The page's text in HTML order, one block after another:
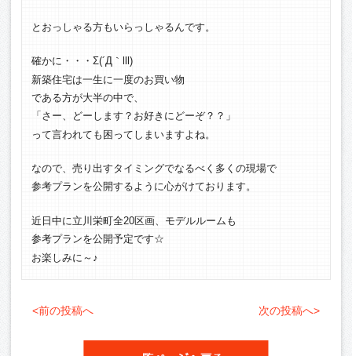
とおっしゃる方もいらっしゃるんです。
確かに・・・Σ(´Д｀lll)
新築住宅は一生に一度のお買い物
である方が大半の中で、
「さー、どーします？お好きにどーぞ？？」
って言われても困ってしまいますよね。
なので、売り出すタイミングでなるべく多くの現場で
参考プランを公開するように心がけております。
近日中に立川栄町全20区画、モデルルームも
参考プランを公開予定です☆
お楽しみに～♪
<前の投稿へ 次の投稿へ>